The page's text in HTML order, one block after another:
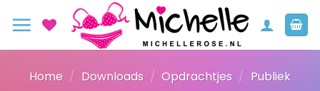
naar
Home / Downloads / Opdrachtjes / Publiek